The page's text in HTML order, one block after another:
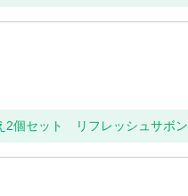
個セット リフレッシュサボン